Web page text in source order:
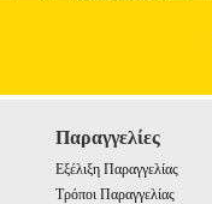
Παραγγελίες
Εξέλιξη Παραγγελίας
Τρόποι Παραγγελίας